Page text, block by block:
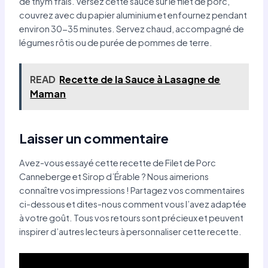
couvrez avec du papier aluminium et enfournez pendant
environ 30-35 minutes. Servez chaud, accompagné de
légumes rôtis ou de purée de pommes de terre.
READ Recette de la Sauce à Lasagne de
Maman
Laisser un commentaire
Avez-vous essayé cette recette de Filet de Porc
Canneberge et Sirop d’Érable ? Nous aimerions
connaître vos impressions ! Partagez vos commentaires
ci-dessous et dites-nous comment vous l’avez adaptée
à votre goût. Tous vos retours sont précieux et peuvent
inspirer d’autres lecteurs à personnaliser cette recette.